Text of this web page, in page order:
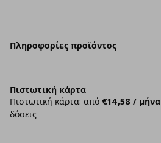
Πληροφορίες προϊόντος
Πιστωτική κάρτα
Πιστωτική κάρτα: από €14,58 / μήνα
δόσεις